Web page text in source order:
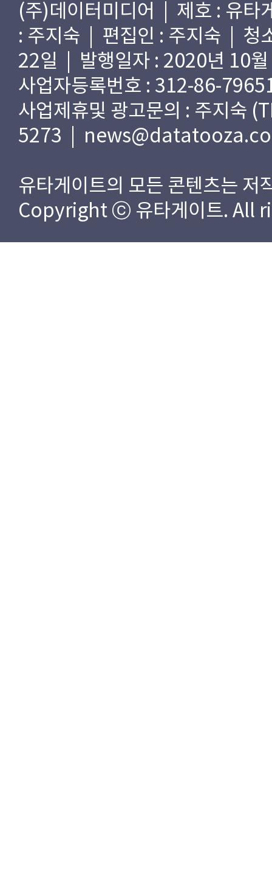
(주)데이터미디어 | 제호 : 유
: 주지숙 | 편집인 : 주지숙 | 청
22일 | 발행일자 : 2020년 10
사업자등록번호 : 312-86-
사업제휴및 광고문의 : 주지숙
5273 |
유타게이트의 모든 콘텐츠는 저
Copyright ⓒ 유타게이트. All